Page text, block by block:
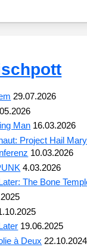
29.07.2026
Man 16.03.2026
Project Hail
10.03.2026
4.03.2026
The Bone
19.06.2025
à Deux 22.10.2024